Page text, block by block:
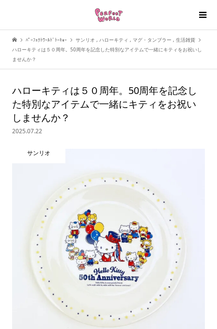
ﾊﾟｰﾌｪｸﾄﾜｰﾙﾄﾞﾄｰｷｮｰ サンリオ , ハローキティ , マグ・タンブラー , 生活雑貨
ハローキティは５０周年。50周年を記念した特別なアイテムで一緒にキティをお祝いし
ませんか？
ハローキティは５０周年。50周年を記念し
た特別なアイテムで一緒にキティをお祝い
しませんか？
2025.07.22
サンリオ